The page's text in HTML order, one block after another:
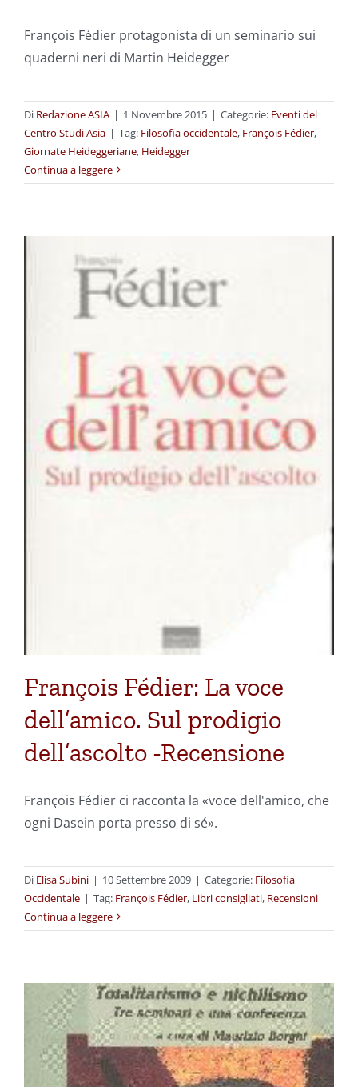
François Fédier protagonista di un seminario sui
quaderni neri di Martin Heidegger
Di Redazione ASIA | 1 Novembre 2015 | Categorie: Eventi del
Centro Studi Asia | Tag: Filosofia occidentale, François Fédier,
Giornate Heideggeriane, Heidegger
Continua a leggere
François Fédier: La voce
dell’amico. Sul prodigio
dell’ascolto -Recensione
François Fédier ci racconta la «voce dell'amico, che
ogni Dasein porta presso di sé».
Di Elisa Subini | 10 Settembre 2009 | Categorie: Filosofia
Occidentale | Tag: François Fédier, Libri consigliati, Recensioni
Continua a leggere